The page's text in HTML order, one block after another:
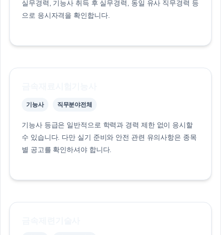
실무경력, 기능사 취득 후 실무경력, 동일 유사 직무경력 등
으로 응시자격을 확인합니다.
기능사 직무분야전체
기능사 등급은 일반적으로 학력과 경력 제한 없이 응시할
수 있습니다. 다만 실기 준비와 안전 관련 유의사항은 종목
별 공고를 확인하셔야 합니다.